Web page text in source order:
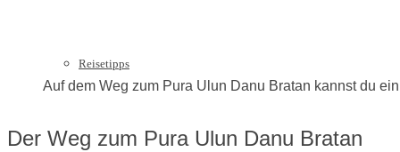
Reisetipps
Auf dem Weg zum Pura Ulun Danu Bratan kannst du
Der Weg zum Pura Ulun Danu Bratan